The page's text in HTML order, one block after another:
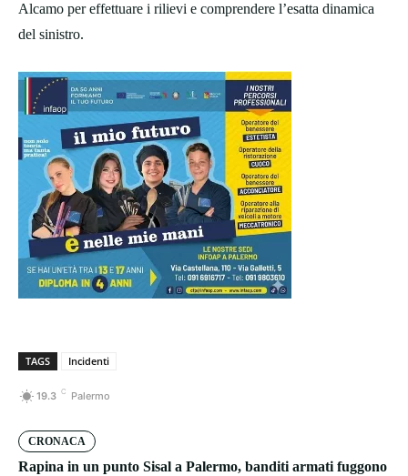
Alcamo per effettuare i rilievi e comprendere l’esatta dinamica
del sinistro.
TAGS Incidenti
19.3 C Palermo
CRONACA
Rapina in un punto Sisal a Palermo, banditi armati fuggono